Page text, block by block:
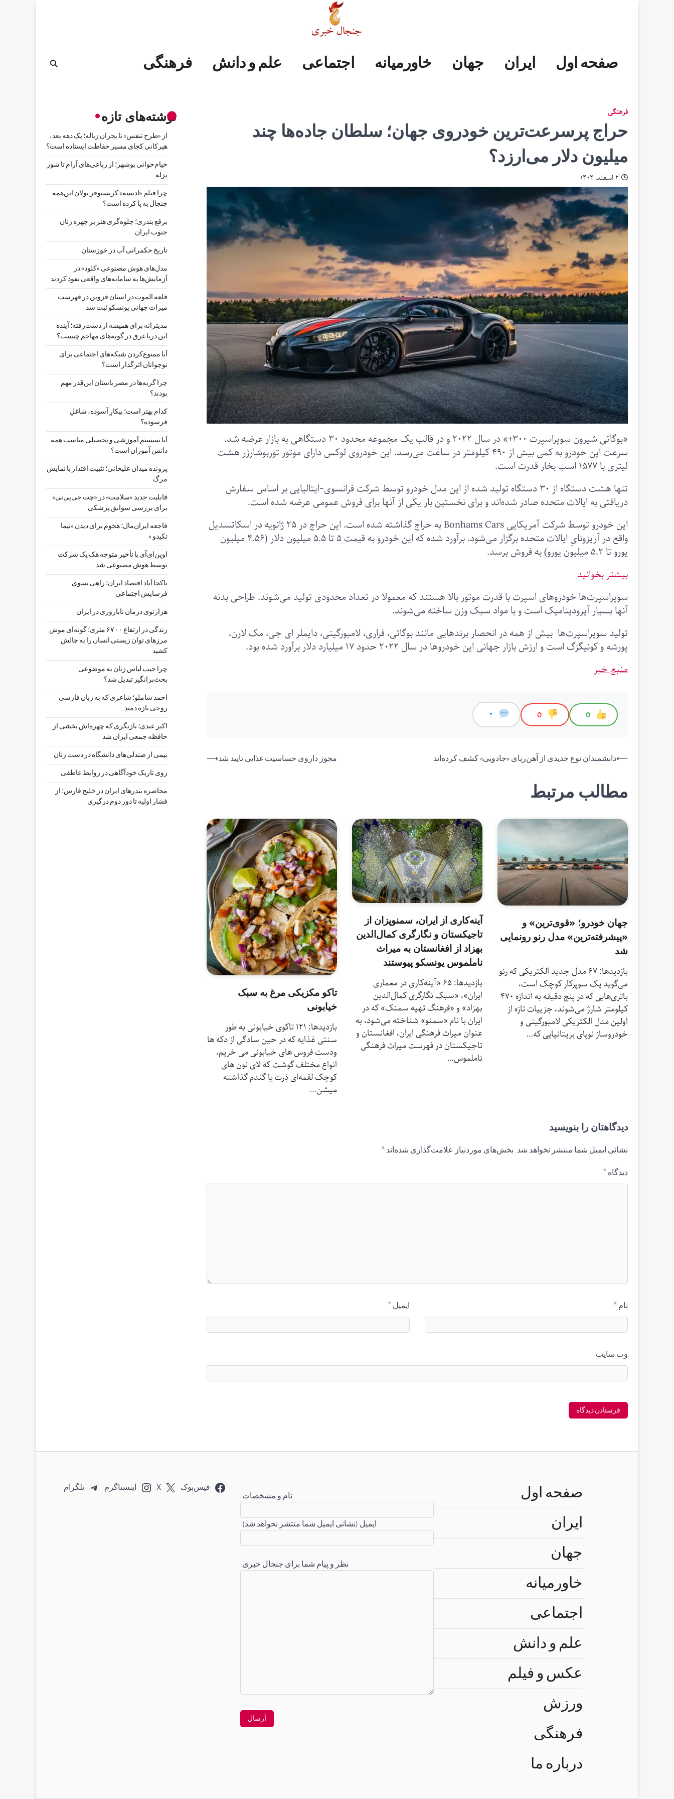
صفحه
ایران
جهان
خاورمیانه
اجتماعی
علم
فرهنگی
صفحه اول ایران جهان خاورمیانه اجتماعی علم و دانش فرهنگی
فرهنگی
حراج پرسرعت‌ترین خودروی جهان؛ سلطان جاده‌ها چند
میلیون دلار می‌ارزد؟
۲ اسفند, ۱۴۰۲
«بوگاتی شیرون سوپراسپرت ۳۰۰+» در سال ۲۰۲۲ و در قالب یک مجموعه محدود ۳۰ دستگاهی به بازار عرضه شد.
سرعت این خودرو به کمی بیش از ۴۹۰ کیلومتر در ساعت می‌رسد. این خودروی لوکس دارای موتور توربوشارژر هشت
لیتری با ۱۵۷۷ اسب بخار قدرت است.
تنها هشت دستگاه از ۳۰ دستگاه تولید شده از این مدل خودرو توسط شرکت فرانسوی-ایتالیایی بر اساس سفارش
دریافتی به ایالات متحده صادر شده‌اند و برای نخستین بار یکی از آنها برای فروش عمومی عرضه شده است.
این خودرو توسط شرکت آمریکایی Bonhams Cars به حراج گذاشته شده است. این حراج در ۲۵ ژانویه در اسکاتسدیل
واقع در آریزونایِ ایالات متحده برگزار می‌شود. برآورد شده که این خودرو به قیمت ۵ تا ۵.۵ میلیون دلار (۴.۵۶ میلیون
یورو تا ۵.۲ میلیون یورو) به فروش برسد.
بیشتر بخوانید
سوپراسپرت‌ها خودروهای اسپرت با قدرت موتور بالا هستند که معمولا در تعداد محدودی تولید می‌شوند. طراحی بدنه
آنها بسیار آیرودینامیک است و با مواد سبک وزن ساخته می‌شوند.
تولید سوپراسپرت‌ها بیش از همه در انحصار برندهایی مانند بوگاتی، فراری، لامبورگینی، دایملر ای جی، مک لارن،
پورشه و کونیگزگ است و ارزش بازار جهانی این خودروها در سال ۲۰۲۲ حدود ۱۷ میلیارد دلار برآورد شده بود.
منبع خبر
0
0
0
راهبری
⟵دانشمندان نوع جدیدی از آهن‌ربای «جادویی» کشف کرده‌اند مجوز داروی حساسیت غذایی تایید شد⟶
مطالب مرتبط
جهان خودرو؛ «قوی‌ترین» و
«پیشرفته‌ترین» مدل رنو رونمایی
شد
بازدیدها: 67 مدل جدید الکتریکی که رنو
می‌گوید یک سوپرکار کوچک است،
باتری‌هایی که در پنج دقیقه به اندازه ۴۷۰
کیلومتر شارژ می‌شوند، جزییات تازه از
اولین مدل الکتریکی لامبورگینی و
خودروساز نوپای بریتانیایی که…
آینه‌کاری از ایران، سمنوپزان از
تاجیکستان و نگارگری کمال‌الدین
بهزاد از افغانستان به میراث
ناملموس یونسکو پیوستند
بازدیدها: 65 «آینه‌کاری در معماری
ایران»، «سبک نگارگری کمال‌الدین
بهزاد» و «فرهنگ تهیه سمنک» که در
ایران با نام «سمنو» شناخته می‌شود، به
عنوان میراث فرهنگی ایران، افغانستان و
تاجیکستان در فهرست میراث فرهنگی
ناملموس…
تاکو مکزیکی مرغ به سبک
خیابونی
بازدیدها: 121 تاکوی خیابونی به طور
سنتی غذایه که در حین سادگی از دکه ها
ودست فروس های خیابونی می خریم،
انواع مختلف گوشت که لای نون های
کوچک لقمه‌ای ذرت یا گندم گذاشته
میشن…
دیدگاهتان را بنویسید
نشانی ایمیل شما منتشر نخواهد شد. بخش‌های موردنیاز علامت‌گذاری شده‌اند *
دیدگاه *
نام * ایمیل *
وب‌ سایت
نوشته‌های تازه
از «طرح تنفس» تا بحران زباله؛ یک دهه بعد،
هیرکانی کجای مسیر حفاظت ایستاده است؟
خیام‌خوانی بوشهر؛ از رباعی‌های آرام تا شور
یزله
چرا فیلم «ادیسه» کریستوفر نولان این‌همه
جنجال به پا کرده است؟
برقع بندری؛ جلوه‌گری هنر بر چهره زنان
جنوب ایران
تاریخ حکمرانی آب در خوزستان
مدل‌های هوش مصنوعی «کلود» در
آزمایش‌ها به سامانه‌های واقعی نفوذ کردند
قلعه الموت در استان قزوین در فهرست
میراث جهانی یونسکو ثبت شد
مدیترانه برای همیشه از دست‌رفته؛ آینده
این دریا غرق در گونه‌های مهاجم چیست؟
آیا ممنوع‌کردن شبکه‌های اجتماعی برای
نوجوانان اثرگذار است؟
چرا گربه‌ها در مصر باستان این‌قدر مهم
بودند؟
کدام بهتر است؛ بیکارِ آسوده، شاغلِ
فرسوده؟
آیا سیستم آموزشی و تحصیلی مناسب همه
دانش آموزان است؟
پرونده میدان علیخانی؛ تثبیت اقتدار با نمایش
مرگ
قابلیت جدید «سلامت» در «چت ‌جی‌پی‌تی»
برای بررسی سوابق پزشکی
فاجعه ایران‌مال؛ هجوم برای دیدن «نیما
تکیدو »
اوپن‌ای‌آی با تأخیر متوجه هک یک شرکت
توسط هوش مصنوعی شد
ناکجا آباد اقتصاد ایران؛ راهی بسوی
فرسایش اجتماعی
هزارتوی درمان ناباروری در ایران
زندگی در ارتفاع ۶۷۰۰ متری؛ گونه‌ای موش
مرزهای توان زیستی انسان را به چالش
کشید
چرا جیب‌ لباس زنان به موضوعی
بحث‌برانگیز تبدیل شد؟
احمد شاملو؛ شاعری که به زبان فارسی
روحی تازه دمید
اکبر عبدی؛ بازیگری که چهره‌اش بخشی از
حافظه جمعی ایران شد
نیمی از صندلی‌های دانشگاه در دست زنان
روی تاریک خودآگاهی در روابط عاطفی
محاصره بندرهای ایران در خلیج فارس؛ از
فشار اولیه تا دور دوم درگیری
صفحه اول
ایران
جهان
خاورمیانه
اجتماعی
علم و دانش
عکس و فیلم
ورزش
فرهنگی
درباره ما
:نام و مشخصات
:ایمیل (نشانی ایمیل شما منتشر نخواهد شد)
:نظر و پیام شما برای جنجال خبری
فیس‌بوک X اینستاگرم تلگرام